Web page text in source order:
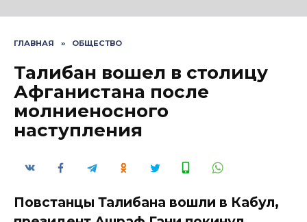
ГЛАВНАЯ » ОБЩЕСТВО
Талибан вошел в столицу
Афганистана после
молниеносного
наступления
Повстанцы Талибана вошли в Кабул,